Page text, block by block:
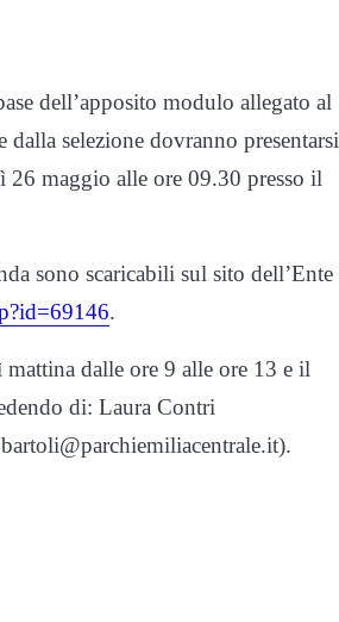
dell’apposito modulo allegato al
selezione dovranno presentarsi
maggio alle ore 09.30 presso il
sono scaricabili sul sito dell’Ente
.
dalle ore 9 alle ore 13 e il
di: Laura Contri